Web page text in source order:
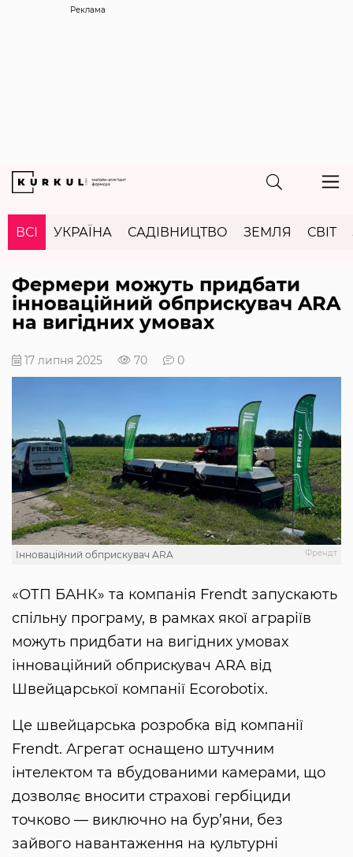
Реклама
ВСІ УКРАЇНА САДІВНИЦТВО ЗЕМЛЯ СВІТ
Фермери можуть придбати
інноваційний обприскувач ARA
на вигідних умовах
17 липня 2025 70 0
Френдт
Інноваційний обприскувач ARA
«ОТП БАНК» та компанія Frendt запускають
спільну програму, в рамках якої аграріїв
можуть придбати на вигідних умовах
інноваційний обприскувач ARA від
Швейцарської компанії Ecorobotix.
Це швейцарська розробка від компанії
Frendt. Агрегат оснащено штучним
інтелектом та вбудованими камерами, що
дозволяє вносити страхові гербіциди
точково — виключно на бур’яни, без
зайвого навантаження на культурні